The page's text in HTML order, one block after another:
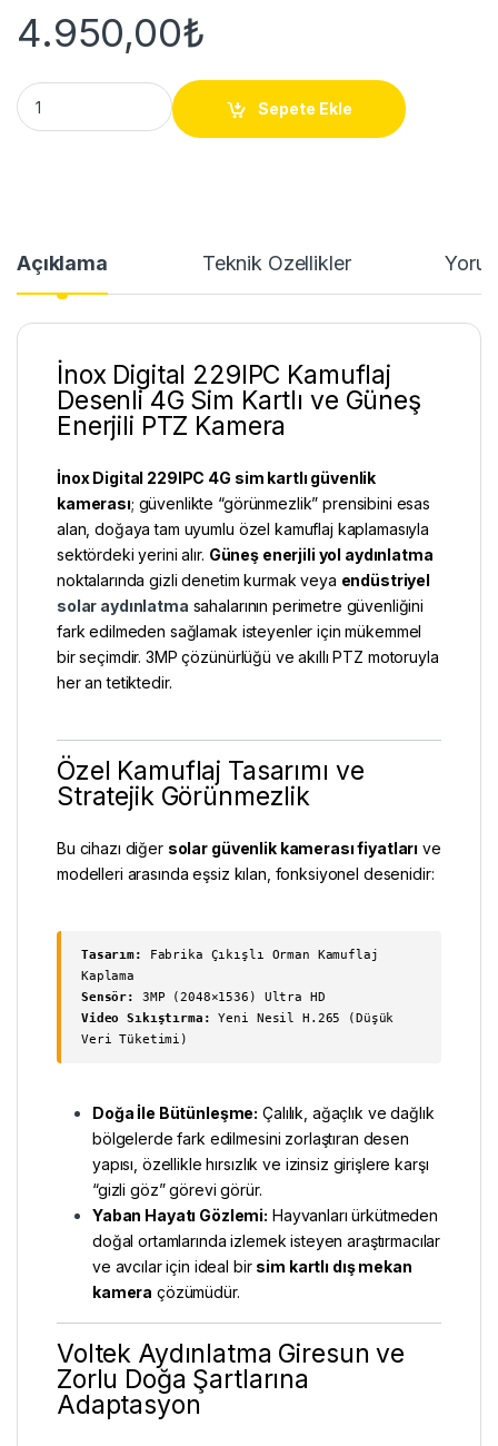
4.950,00₺
İnox Digital 229IPC Kamuflaj 4G PTZ Güneş Enerjili Kamera
Sepete Ekle
Açıklama Teknik Özellikler
İnox Digital 229IPC Kamuflaj
Desenli 4G Sim Kartlı ve Güneş
Enerjili PTZ Kamera
İnox Digital 229IPC 4G sim kartlı güvenlik
kamerası; güvenlikte “görünmezlik” prensibini esas
alan, doğaya tam uyumlu özel kamuflaj kaplamasıyla
sektördeki yerini alır. Güneş enerjili yol aydınlatma
noktalarında gizli denetim kurmak veya endüstriyel
solar aydınlatma sahalarının perimetre güvenliğini
fark edilmeden sağlamak isteyenler için mükemmel
bir seçimdir. 3MP çözünürlüğü ve akıllı PTZ motoruyla
her an tetiktedir.
Özel Kamuflaj Tasarımı ve
Stratejik Görünmezlik
Bu cihazı diğer solar güvenlik kamerası fiyatları ve
modelleri arasında eşsiz kılan, fonksiyonel desenidir:
Tasarım:
Fabrika Çıkışlı Orman Kamuflaj
Kaplama
Sensör:
3MP (2048×1536) Ultra HD
Video Sıkıştırma: Yeni Nesil H.265 (Düşük
Veri Tüketimi)
Doğa İle Bütünleşme: Çalılık, ağaçlık ve dağlık
bölgelerde fark edilmesini zorlaştıran desen
yapısı, özellikle hırsızlık ve izinsiz girişlere karşı
“gizli göz” görevi görür.
Yaban Hayatı Gözlemi: Hayvanları ürkütmeden
doğal ortamlarında izlemek isteyen araştırmacılar
ve avcılar için ideal bir sim kartlı dış mekan
kamera çözümüdür.
Voltek Aydınlatma Giresun ve
Zorlu Doğa Şartlarına
Adaptasyon